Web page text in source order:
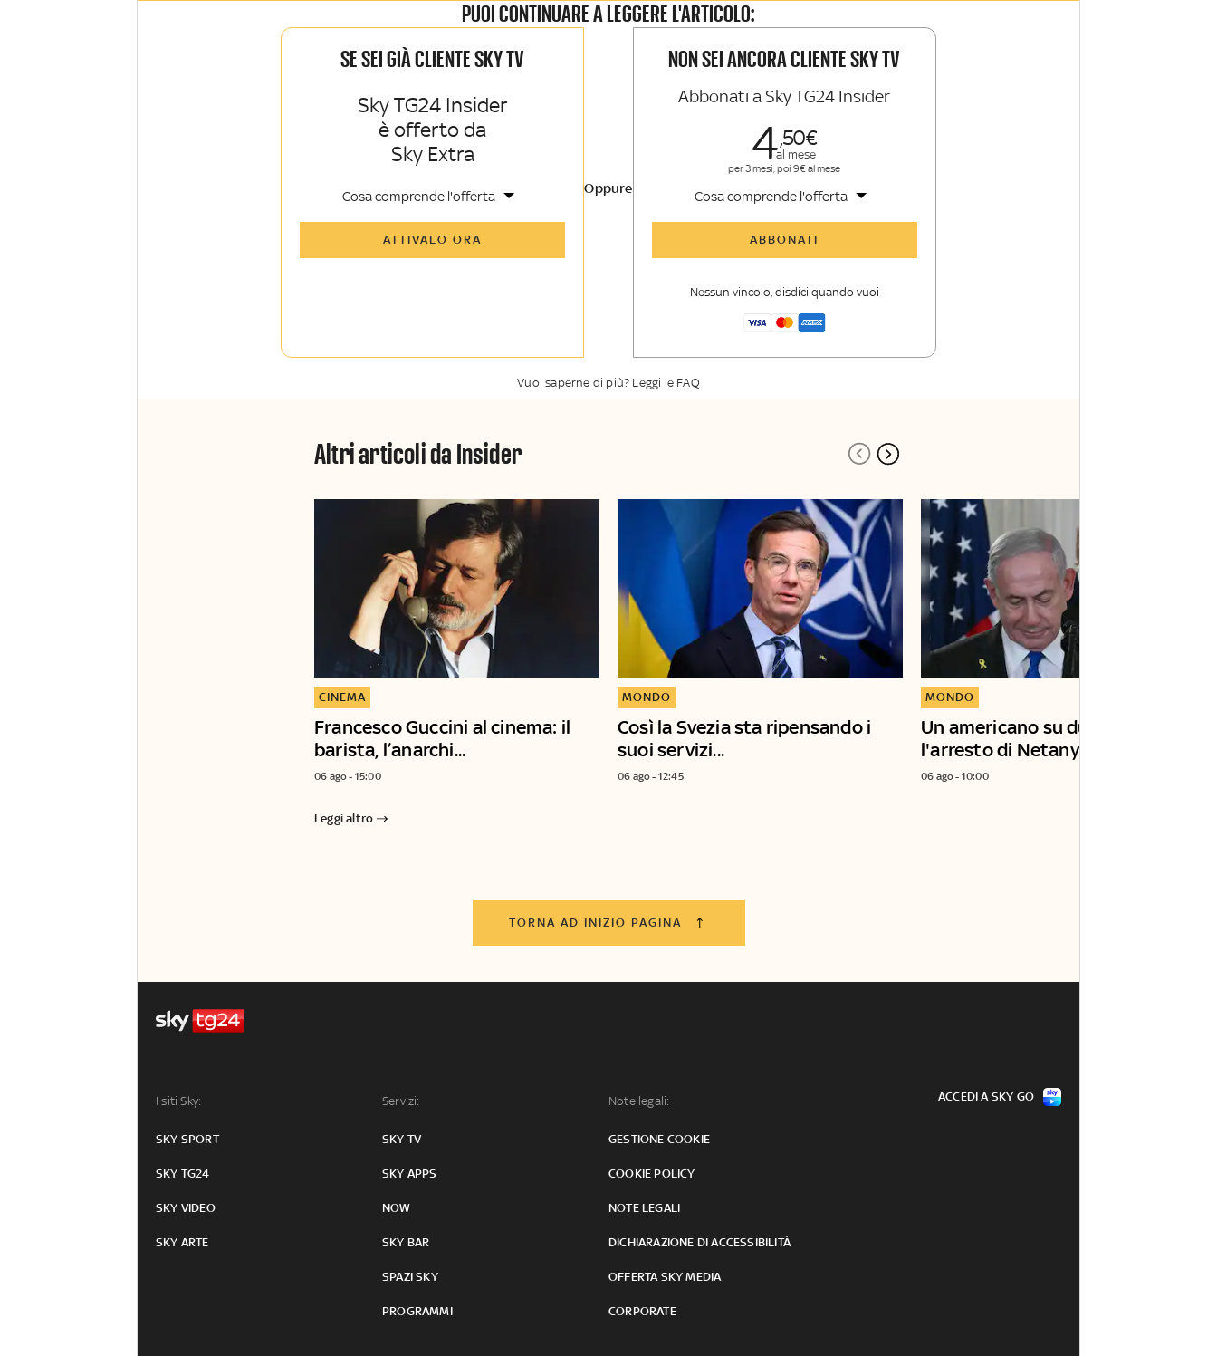
PUOI CONTINUARE A LEGGERE L'ARTICOLO:
SE SEI GIÀ CLIENTE SKY TV
Sky TG24 Insider
è offerto da
Sky Extra
Cosa comprende l'offerta
Sky Sport Insider
ATTIVALO ORA
Oppure
NON SEI ANCORA CLIENTE SKY TV
Abbonati a Sky TG24 Insider
450
al mese
per 3 mesi, poi 9€ al mese
Cosa comprende l'offerta
ABBONATI
Nessun vincolo, disdici quando vuoi
Vuoi saperne di più? Leggi le FAQ
Altri articoli da Insider
Francesco Guccini al cinema: il
barista, l’anarchi...
CINEMA
06 ago - 15:00
Così la Svezia sta ripensando i
suoi servizi...
MONDO
06 ago - 12:45
Un americano su due vuole
l'arresto di Netanyahu
MONDO
06 ago - 10:00
Leggi altro
TORNA AD INIZIO PAGINA
I siti Sky:
SKY SPORT
SKY TG24
SKY VIDEO
SKY ARTE
Servizi:
SKY TV
SKY APPS
NOW
SKY BAR
SPAZI SKY
PROGRAMMI
Note legali:
GESTIONE COOKIE
COOKIE POLICY
NOTE LEGALI
DICHIARAZIONE DI ACCESSIBILITÀ
OFFERTA SKY MEDIA
CORPORATE
ACCEDI A SKY GO